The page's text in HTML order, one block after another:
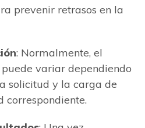
prevenir retrasos en la
: Normalmente, el
variar dependiendo
solicitud y la carga de